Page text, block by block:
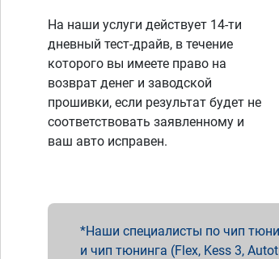
На наши услуги действует 14-ти
дневный тест-драйв, в течение
которого вы имеете право на
возврат денег и заводской
прошивки, если результат будет не
соответствовать заявленному и
ваш авто исправен.
Наши специалисты по чип
и чип тюнинга (Flex, Kess 3,